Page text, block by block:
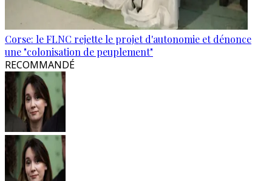
Corse: le FLNC rejette le projet d'autonomie et dénonce
une "colonisation de peuplement"
RECOMMANDÉ